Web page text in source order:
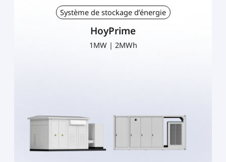
Système de stockage d’énergie
HoyPrime
1.725MW | 3.44MWh